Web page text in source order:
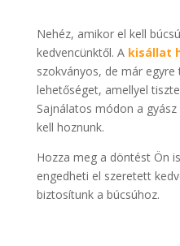
Nehéz, amikor el kell
kedvencünktől. A kisállat
szokványos, de már
lehetőséget, amellyel
Sajnálatos módon a
kell hoznunk.
Hozza meg a döntést Ön
engedheti el szeretett
biztosítunk a búcsúhoz.